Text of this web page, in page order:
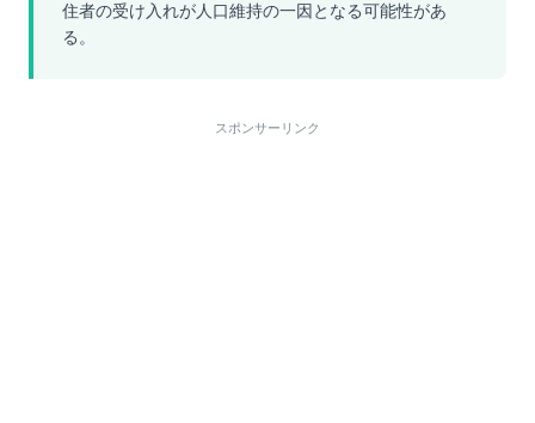
住者の受け入れが人口維持の一因となる可能性があ
る。
スポンサーリンク